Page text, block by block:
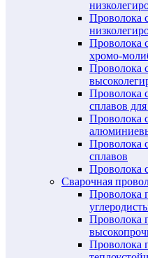
Проволока
Проволока
хромо-
Проволока
Проволока
сплавов
Проволока
Проволока
сплавов
Проволока
Сварочная
Проволока
Проволока
Проволока